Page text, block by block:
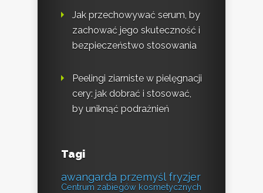
Jak przechowywać serum, by
zachować jego skuteczność i
bezpieczeństwo stosowania
Peelingi ziarniste w pielęgnacji
cery: jak dobrać i stosować,
by uniknąć podrażnień
Tagi
awangarda przemyśl fryzjer
Centrum zabiegów kosmetycznych